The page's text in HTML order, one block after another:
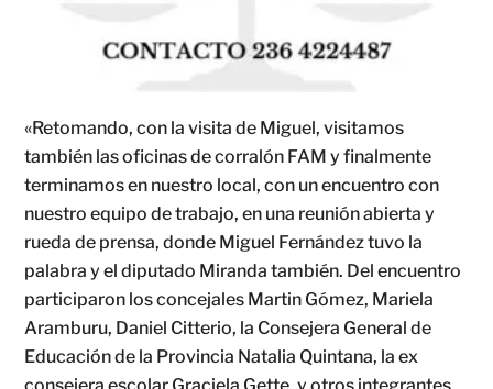
«Retomando, con la visita de Miguel, visitamos
también las oficinas de corralón FAM y finalmente
terminamos en nuestro local, con un encuentro con
nuestro equipo de trabajo, en una reunión abierta y
rueda de prensa, donde Miguel Fernández tuvo la
palabra y el diputado Miranda también. Del encuentro
participaron los concejales Martin Gómez, Mariela
Aramburu, Daniel Citterio, la Consejera General de
Educación de la Provincia Natalia Quintana, la ex
consejera escolar Graciela Gette, y otros integrantes